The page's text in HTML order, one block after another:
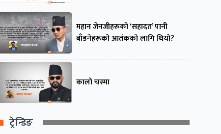
महान जेनजीहरूको ‘सहादत’ पानी
बाँडनेहरूको आतंकको लागि थियो?
कालो चस्मा
ट्रेन्डिङ